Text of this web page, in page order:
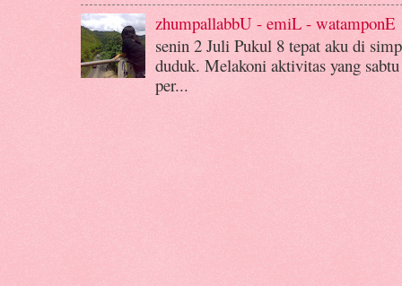
zhumpallabbU - emiL - watamponE
senin 2 Juli Pukul 8 tepat aku di
duduk. Melakoni aktivitas yang
per...